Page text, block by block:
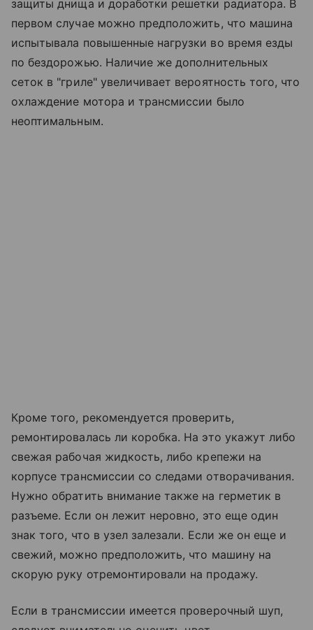
защиты днища и доработки решетки радиатора. В
первом случае можно предположить, что машина
испытывала повышенные нагрузки во время езды
по бездорожью. Наличие же дополнительных
сеток в "гриле" увеличивает вероятность того, что
охлаждение мотора и трансмиссии было
неоптимальным.
Кроме того, рекомендуется проверить,
ремонтировалась ли коробка. На это укажут либо
свежая рабочая жидкость, либо крепежи на
корпусе трансмиссии со следами отворачивания.
Нужно обратить внимание также на герметик в
разъеме. Если он лежит неровно, это еще один
знак того, что в узел залезали. Если же он еще и
свежий, можно предположить, что машину на
скорую руку отремонтировали на продажу.
Если в трансмиссии имеется проверочный шуп,